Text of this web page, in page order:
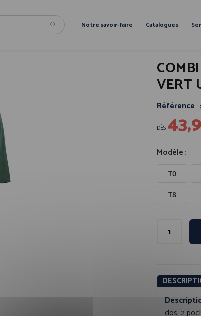
Notre savoir-faire Catalogues
VERT
Référence
DÈS
Modèle
T0
T8
dos. 2